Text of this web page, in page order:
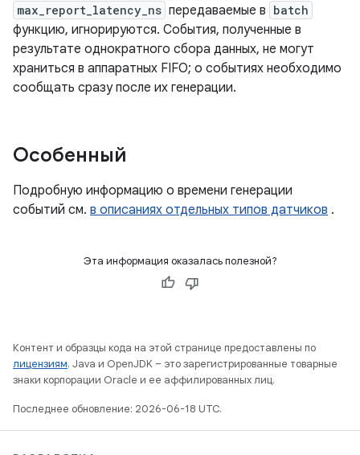
max_report_latency_ns передаваемые в batch
функцию, игнорируются. События, полученные в
результате однократного сбора данных, не могут
храниться в аппаратных FIFO; о событиях необходимо
сообщать сразу после их генерации.
Особенный
Подробную информацию о времени генерации
событий см. в описаниях отдельных типов датчиков .
Эта информация оказалась полезной?
Контент и образцы кода на этой странице предоставлены по
лицензиям. Java и OpenJDK – это зарегистрированные товарные
знаки корпорации Oracle и ее аффилированных лиц.
Последнее обновление: 2026-06-18 UTC.